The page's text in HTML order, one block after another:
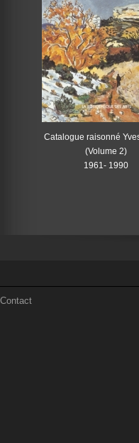
Catalogue raisonné
(Volume 2)
1961- 1990
Contact